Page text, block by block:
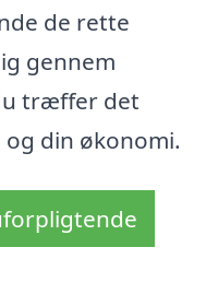
de rette
gennem
træffer det
din økonomi.